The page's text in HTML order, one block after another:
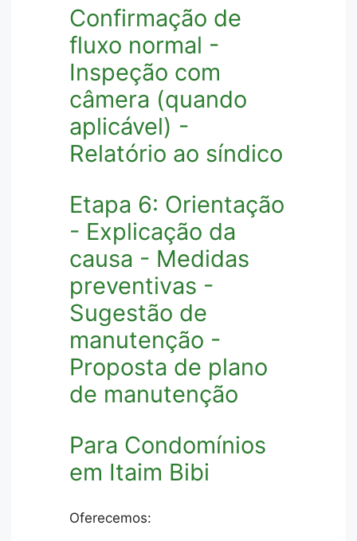
Confirmação de
fluxo normal -
Inspeção com
câmera (quando
aplicável) -
Relatório ao síndico
Etapa 6: Orientação
- Explicação da
causa - Medidas
preventivas -
Sugestão de
manutenção -
Proposta de plano
de manutenção
Para Condomínios
em Itaim Bibi
Oferecemos: